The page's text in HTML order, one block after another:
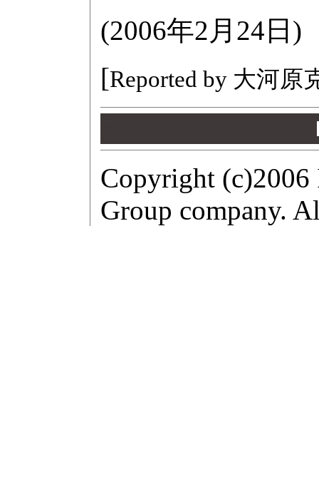
(2006年2月24日 )
[Reported by 大河原
Copyright (c)2006
Group company.